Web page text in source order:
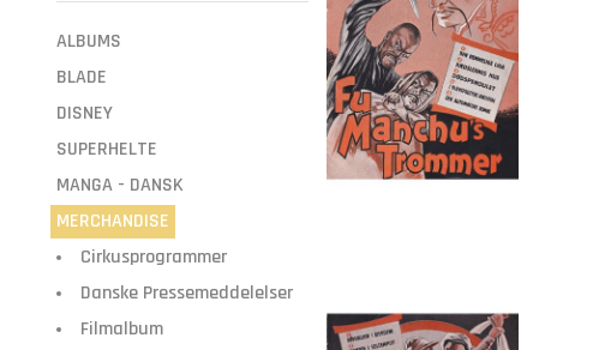
ALBUMS
BLADE
DISNEY
SUPERHELTE
MANGA - DANSK
MERCHANDISE
Cirkusprogrammer
Danske Pressemeddelelser
Filmalbum